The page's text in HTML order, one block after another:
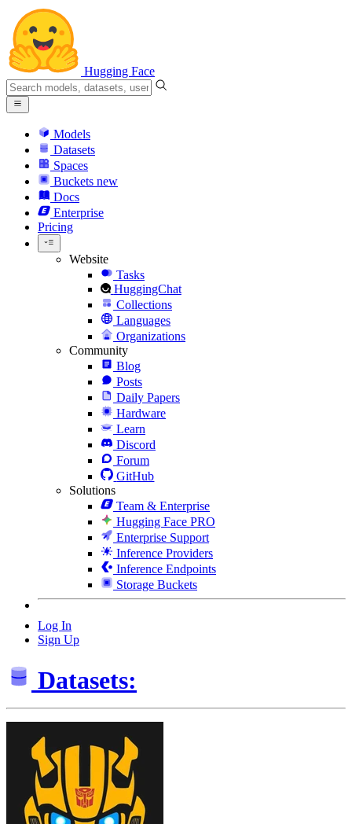
Hugging Face
Models
Datasets
Spaces
Buckets new
Docs
Enterprise
Pricing
Website
Tasks
HuggingChat
Collections
Languages
Organizations
Community
Blog
Posts
Daily Papers
Hardware
Learn
Discord
Forum
GitHub
Solutions
Team & Enterprise
Hugging Face PRO
Enterprise Support
Inference Providers
Inference Endpoints
Storage Buckets
Log In
Sign Up
Datasets: